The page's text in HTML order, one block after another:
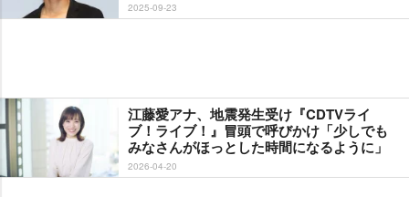
2025-09-23
江藤愛アナ、地震発生受け『CDTVライ
ブ！ライブ！』冒頭で呼びかけ「少しでも
みなさんがほっとした時間になるように」
2026-04-20